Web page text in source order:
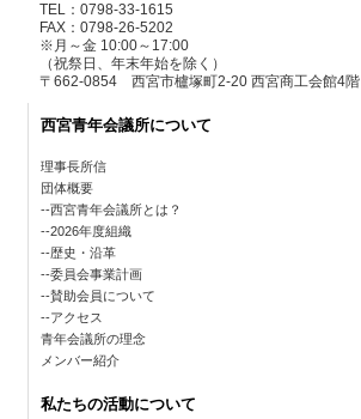
TEL：0798-33-1615
FAX：0798-26-5202
※月～金 10:00～17:00
（祝祭日、年末年始を除く）
〒662-0854 西宮市櫨塚町2-20 西宮商工会館4階
西宮青年会議所について
理事長所信
団体概要
西宮青年会議所とは？
2026年度組織
歴史・沿革
委員会事業計画
賛助会員について
アクセス
青年会議所の理念
メンバー紹介
私たちの活動について